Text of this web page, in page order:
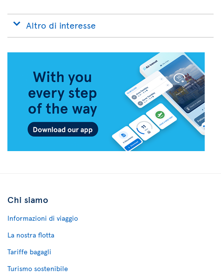
Altro di interesse
Chi siamo
Informazioni di viaggio
La nostra flotta
Tariffe bagagli
Turismo sostenibile